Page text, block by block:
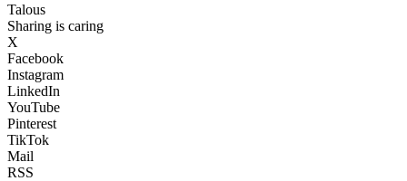
Talous
Sharing is caring
X
Facebook
Instagram
LinkedIn
YouTube
Pinterest
TikTok
Mail
RSS